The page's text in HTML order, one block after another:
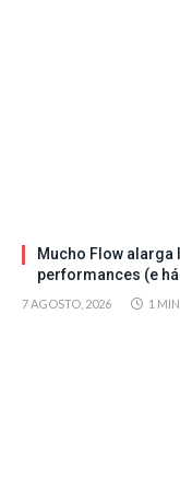
Mucho Flow
performances (e
7 AGOSTO, 2026 1